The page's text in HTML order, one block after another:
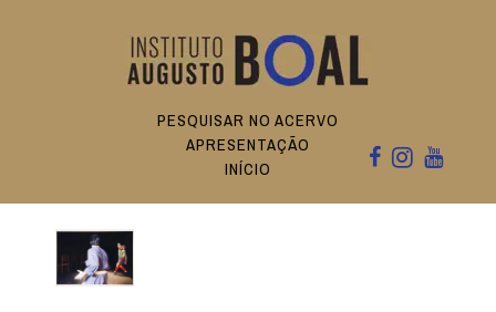
PESQUISAR NO ACERVO
APRESENTAÇÃO
INÍCIO